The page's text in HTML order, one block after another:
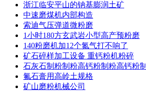
浙江临安平山的钠基膨润土矿
中速磨煤机内部构造
索迪气压弹道微粉磨
1小时180方玄武岩小型高产预粉磨
140粉磨机加12个氮气打不响了
矿石碎样加工设备 重钙粉机粉碎
石灰石制粉制粉高钙粉制粉高钙粉
氟石膏用高岭土规格
矿山磨粉机械公司